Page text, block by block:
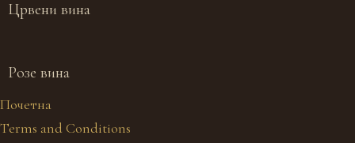
Црвени вина
Розе вина
Почетна
Terms and Conditions